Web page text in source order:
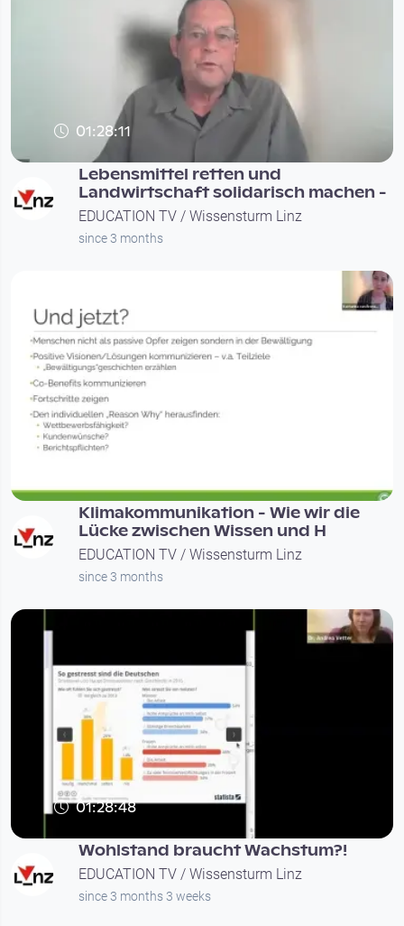
01:28:11
Lebensmittel retten und
Landwirtschaft solidarisch machen -
EDUCATION TV / Wissensturm Linz
since 3 months
Klimakommunikation - Wie wir die
Lücke zwischen Wissen und H
EDUCATION TV / Wissensturm Linz
since 3 months
01:28:48
Wohlstand braucht Wachstum?!
EDUCATION TV / Wissensturm Linz
since 3 months 3 weeks